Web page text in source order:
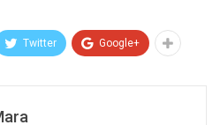
Twitter Google+